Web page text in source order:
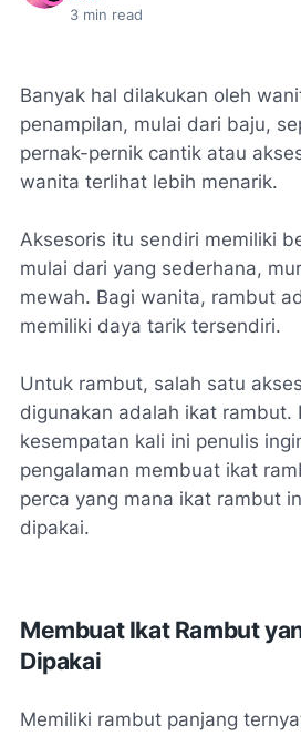
3 min read
Banyak hal dilakukan oleh
penampilan, mulai dari baju,
pernak-pernik cantik atau
wanita terlihat lebih menarik.
Aksesoris itu sendiri memiliki
mulai dari yang sederhana,
mewah. Bagi wanita, rambut
memiliki daya tarik tersendiri.
Untuk rambut, salah satu
digunakan adalah ikat rambut.
kesempatan kali ini penulis
pengalaman membuat ikat
perca yang mana ikat rambut
dipakai.
Membuat Ikat Rambut
Dipakai
Memiliki rambut panjang